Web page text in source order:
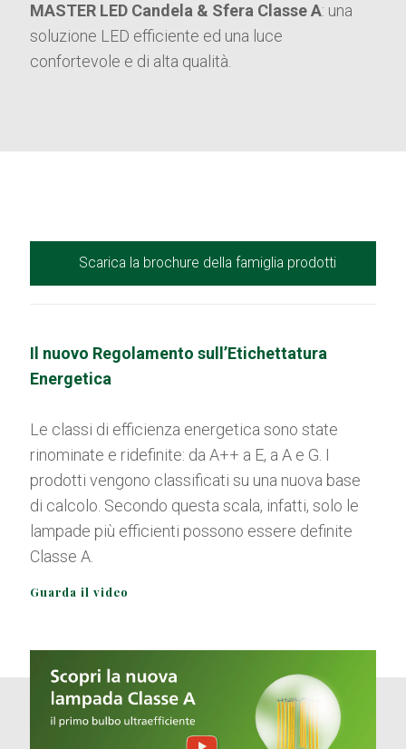
MASTER LED Candela & Sfera Classe A: una
soluzione LED efficiente ed una luce
confortevole e di alta qualità.
Scarica la brochure della famiglia prodotti
Il nuovo Regolamento sull’Etichettatura
Energetica
Le classi di efficienza energetica sono state
rinominate e ridefinite: da A++ a E, a A e G. I
prodotti vengono classificati su una nuova base
di calcolo. Secondo questa scala, infatti, solo le
lampade più efficienti possono essere definite
Classe A.
Guarda il video